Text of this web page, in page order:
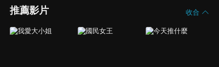
推薦影片 收合